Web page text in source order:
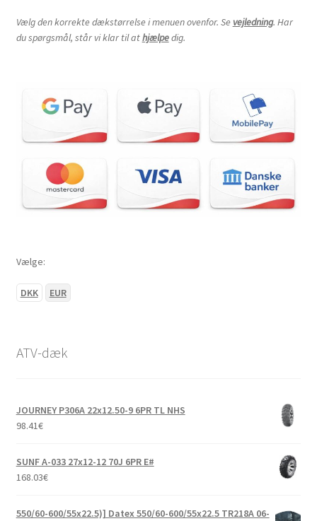
Vælg den korrekte dækstørrelse i menuen ovenfor. Se vejledning. Har
du spørgsmål, står vi klar til athjælpedig.
Vælge:
DKK EUR
ATV-dæk
JOURNEY P306A 22x12.50-9 6PR TL NHS
98.41€
SUNF A-033 27x12-12 70J 6PR E#
168.03€
550/60-600/55x22.5)] Datex 550/60-600/55x22.5 TR218A 06-